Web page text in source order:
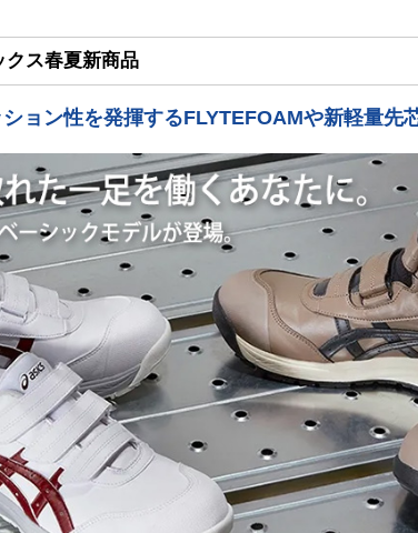
クス春夏新商品
ョン性を発揮するFLYTEFOAMや新軽量先